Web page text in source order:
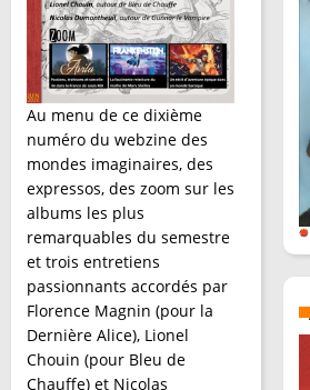
Au menu de ce dixième
numéro du webzine des
mondes imaginaires, des
expressos, des zoom sur les
albums les plus
remarquables du semestre
et trois entretiens
passionnants accordés par
Florence Magnin (pour la
Dernière Alice), Lionel
Chouin (pour Bleu de
Chauffe) et Nicolas